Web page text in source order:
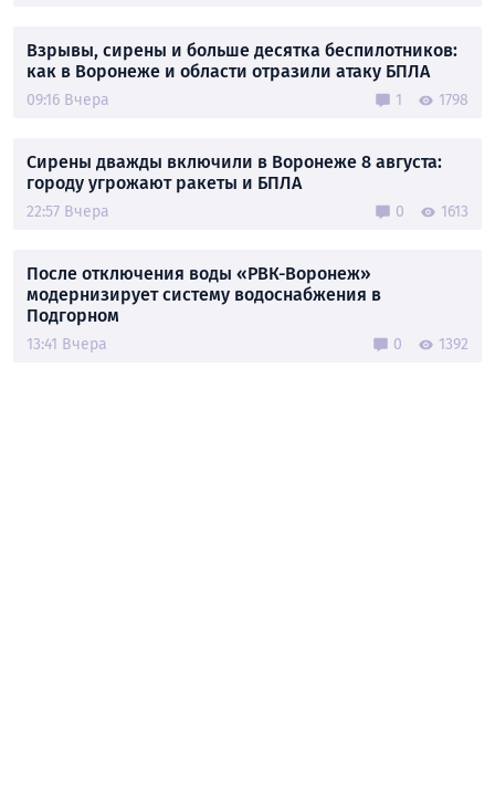
Взрывы, сирены и больше десятка беспилотников:
как в Воронеже и области отразили атаку БПЛА
09:16 Вчера 1 1798
Сирены дважды включили в Воронеже 8 августа:
городу угрожают ракеты и БПЛА
22:57 Вчера 0 1613
После отключения воды «РВК-Воронеж»
модернизирует систему водоснабжения в
Подгорном
13:41 Вчера 0 1392